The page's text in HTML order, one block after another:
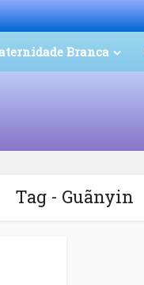
Branca
Tag - Guãnyin